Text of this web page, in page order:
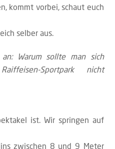
kommt vorbei, schaut euch
selber aus.
Warum sollte man sich
Sportpark nicht
ist. Wir springen auf
zwischen 8 und 9 Meter